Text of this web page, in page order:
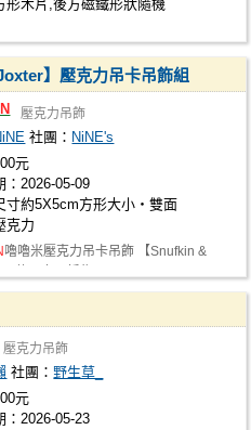
形木片,後方磁鐵形狀隨機
】壓克力吊卡吊飾組
壓克力吊飾
社團： NiNE's
元
：2026-05-09
寸約5X5cm方形大小‧雙面
克力
嚕嚕米壓克力吊卡吊飾 【Snufkin &
壓克力吊飾
社團： 野生草_
元
：2026-05-23